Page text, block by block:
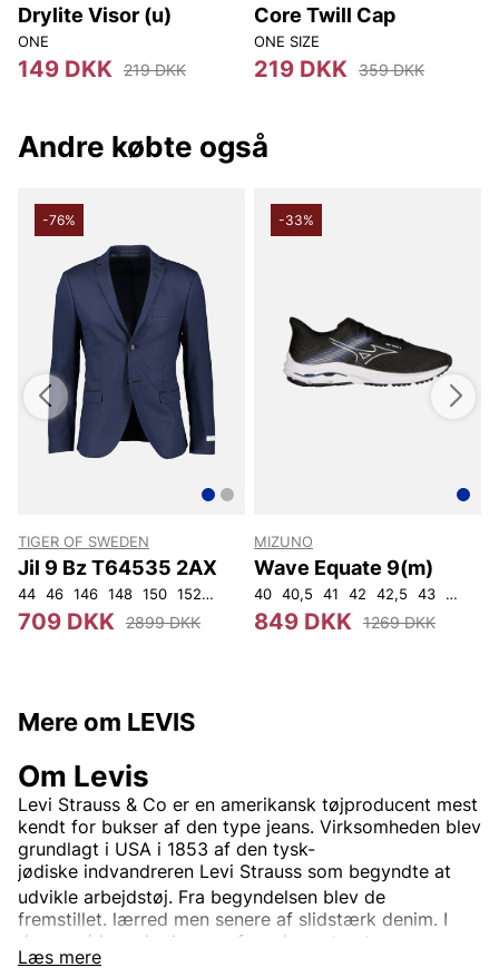
Drylite Visor (u)
ONE
149 DKK 219 DKK
Core Twill Cap
ONE SIZE
219 DKK 359 DKK
Andre købte også
-76%
TIGER OF SWEDEN
Jil 9 Bz T64535 2AX
44 46 146 148 150 152 92 96 100 104 108
709 DKK 2899 DKK
-33%
MIZUNO
Wave Equate 9(m)
40 40,5 41 42 42,5 43 44
849 DKK 1269 DKK
Mere om LEVIS
Læs mere
Om Levis
Levi Strauss & Co er en amerikansk tøjproducent mest
kendt for bukser af den type jeans. Virksomheden blev
grundlagt i USA i 1853 af den tysk-
jødiske indvandreren Levi Strauss som begyndte at
udvikle arbejdstøj. Fra begyndelsen blev de
fremstillet. lærred men senere af slidstærk denim. I
dag er virksomheden en af verdens største
tøjvirksomheder.